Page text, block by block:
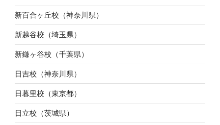
新百合ヶ丘校（神奈川県）
新越谷校（埼玉県）
新鎌ヶ谷校（千葉県）
日吉校（神奈川県）
日暮里校（東京都）
日立校（茨城県）